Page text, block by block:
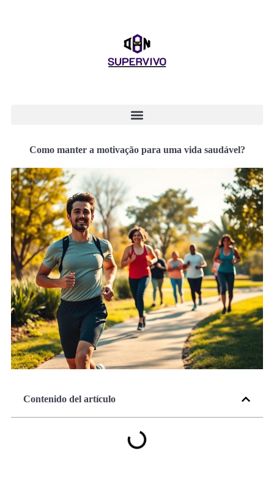
Como manter a motivação para uma vida saudável?
Contenido del artículo